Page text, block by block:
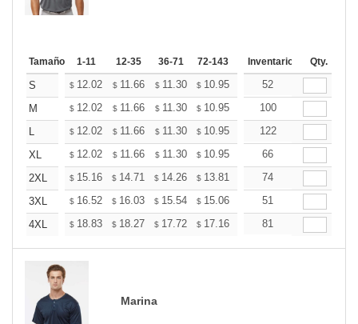
Tamaño 1-11 12-35 36-71 72-143 144-287 288 +
Inventario Qty.
S $ 12.02 $ 11.66 $ 11.30 $ 10.95 10.59
52
M
$ 12.02 $ 11.66 $ 11.30 $ 10.95 10.59
100
L
$ 12.02 $ 11.66 $ 11.30 $ 10.95 10.59
122
XL
$ 12.02 $ 11.66 $ 11.30 $ 10.95 10.59
66
2XL
$ 15.16 $ 14.71 $ 14.26 $ 13.81 13.36
74
3XL
$ 16.52 $ 16.03 $ 15.54 $ 15.06 14.57
51
4XL
$ 18.83 $ 18.27 $ 17.72 $ 17.16 16.60
81
Marina